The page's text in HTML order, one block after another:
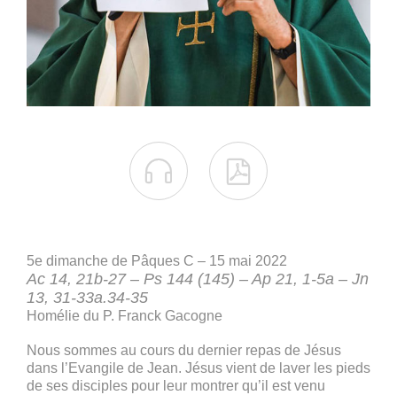
 
5e dimanche de Pâques C – 15 mai 2022
Ac 14, 21b-27 – Ps 144 (145) – Ap 21, 1-5a – Jn
13, 31-33a.34-35
Homélie du P. Franck Gacogne
Nous sommes au cours du dernier repas de Jésus
dans l’Evangile de Jean. Jésus vient de laver les pieds
de ses disciples pour leur montrer qu’il est venu